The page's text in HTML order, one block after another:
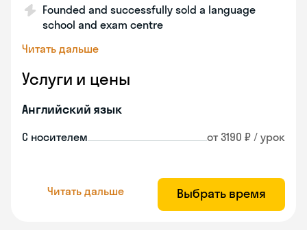
Founded and successfully sold a language
school and exam centre
Читать дальше
Услуги и цены
Английский язык
С носителем от 3190 ₽ / урок
Читать дальше Выбрать время